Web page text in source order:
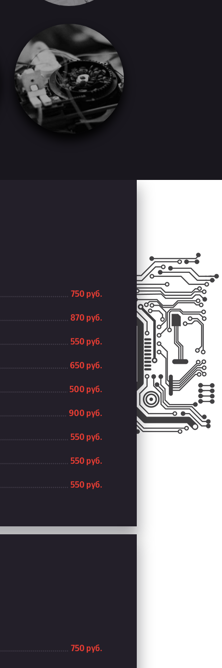
750 руб.
870 руб.
550 руб.
650 руб.
500 руб.
900 руб.
550 руб.
550 руб.
550 руб.
750 руб.